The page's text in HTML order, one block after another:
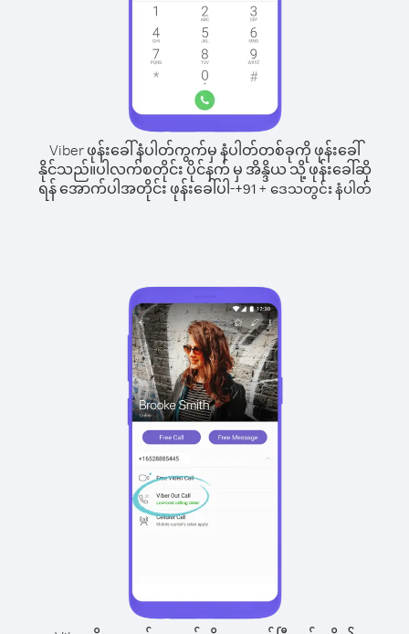
Viber ဖုန်းခေါ်နံပါတ်ကွက်မှ နံပါတ်တစ်ခုကို ဖုန်းခေါ်
နိုင်သည်။ပါလက်စတိုင်း ပိုင်နက် မှ အိန္ဒိယ သို့ ဖုန်းခေါ်ဆို
ရန် အောက်ပါအတိုင်း ဖုန်းခေါ်ပါ-+91+ ဒေသတွင်း နံပါတ်